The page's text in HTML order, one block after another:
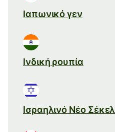
Ιαπωνικό γεν
Ινδική ρουπία
Ισραηλινό Νέο Σέκελ